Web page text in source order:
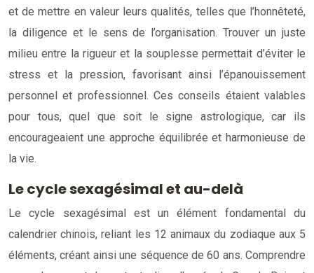
et de mettre en valeur leurs qualités, telles que l’honnêteté,
la diligence et le sens de l’organisation. Trouver un juste
milieu entre la rigueur et la souplesse permettait d’éviter le
stress et la pression, favorisant ainsi l’épanouissement
personnel et professionnel. Ces conseils étaient valables
pour tous, quel que soit le signe astrologique, car ils
encourageaient une approche équilibrée et harmonieuse de
la vie.
Le cycle sexagésimal et au-delà
Le cycle sexagésimal est un élément fondamental du
calendrier chinois, reliant les 12 animaux du zodiaque aux 5
éléments, créant ainsi une séquence de 60 ans. Comprendre